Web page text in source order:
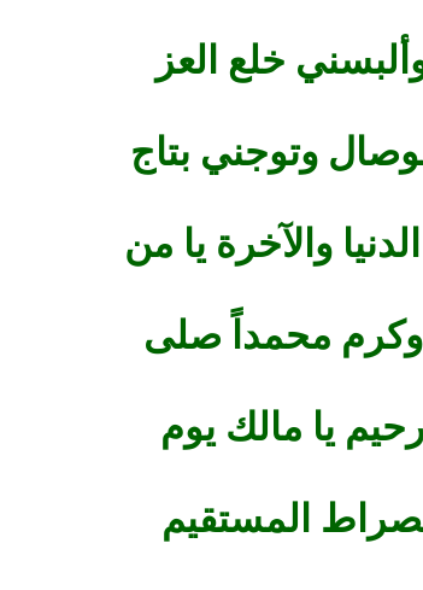
خلع العز
وتوجني بتاج
والآخرة يا من
وكرم محمداً صلى
يا مالك يوم
المستقيم